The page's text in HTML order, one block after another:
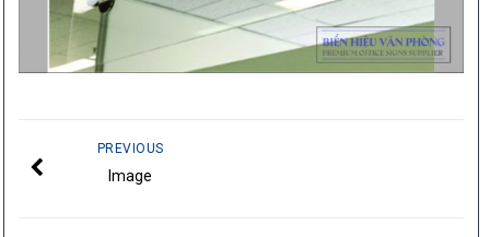
PREVIOUS
Image